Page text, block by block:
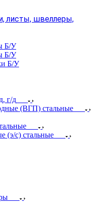
листы, швеллеры,
Б/У
Б/У
Б/У
г/д
(ВГП) стальные
(э/с) стальные